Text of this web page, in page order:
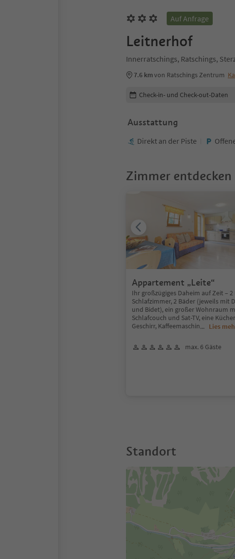
Auf Anfrage
Leitnerhof
Innerratschings, Ratschings,
7.6 kmvon Ratschings Zentrum
Buchungsdetails bearbeiten
Check-in- und Check-out-Daten
Ausstattung
Direkt an der Piste
Zimmer entdecken
Appartement „Leite“
Ihr großzügiges Daheim auf Zeit –
Schlafzimmer, 2 Bäder (jeweils mit
und Bidet), ein großer Wohnraum
Schlafcouch und Sat-TV, eine
Geschirr, Kaffeemaschin... Lies
max. 6 Gäste
Standort